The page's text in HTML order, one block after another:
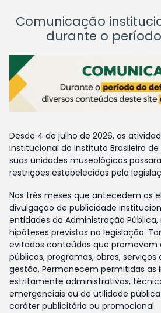
Comunicação
durante o
Desde 4 de julho de 2026, as
institucional do Instituto Brasileiro
suas unidades museológicas
restrições estabelecidas pela
Nos três meses que antecedem as
divulgação de publicidade
entidades da Administração Pública,
hipóteses previstas na legislação.
evitados conteúdos que promovam
públicos, programas, obras, serviços
gestão. Permanecem permitidas as
estritamente administrativas,
emergenciais ou de utilidade
caráter publicitário ou promocional.